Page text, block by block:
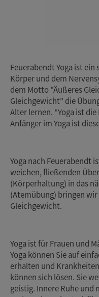
Feuerabendt Yoga ist
Körper und dem
dem Motto "Äußeres
Gleichgewicht" die
Alter lernen. "Yoga ist
Anfänger im Yoga ist
Yoga nach Feuerabendt
weichen, fließenden
(Körperhaltung) in das
(Atemübung) bringen
Gleichgewicht.
Yoga ist für Frauen und
Yoga können Sie auf
erhalten und
können sich lösen. Sie
geistig. Innere Ruhe und